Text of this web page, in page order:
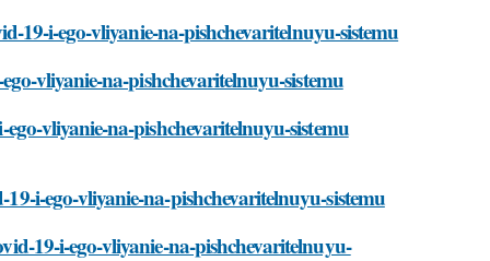
19-i-ego-vliyanie-na-pishchevaritelnuyu-sistemu
vliyanie-na-pishchevaritelnuyu-sistemu
vliyanie-na-pishchevaritelnuyu-sistemu
i-ego-vliyanie-na-pishchevaritelnuyu-sistemu
19-i-ego-vliyanie-na-pishchevaritelnuyu-